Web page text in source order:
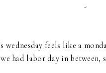
-
wednesday feels like a
we had labor day in between,